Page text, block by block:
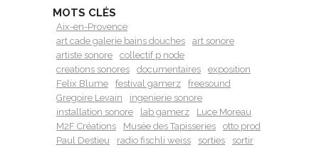
MOTS CLÉS
Aix-en-Provence
art cade galerie bains douches
art sonore
artiste sonore
collectif p node
creations sonores
documentaires
exposition
Felix Blume
festival gamerz
freesound
Gregoire Levain
ingenierie sonore
installation sonore
lab gamerz
Luce Moreau
M2F Créations
Musée des Tapisseries
otto prod
Paul Destieu
radio fischli weiss sorties sortir